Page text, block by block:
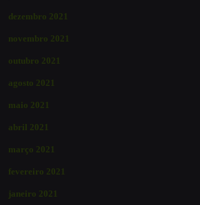
dezembro 2021
novembro 2021
outubro 2021
agosto 2021
maio 2021
abril 2021
março 2021
fevereiro 2021
janeiro 2021